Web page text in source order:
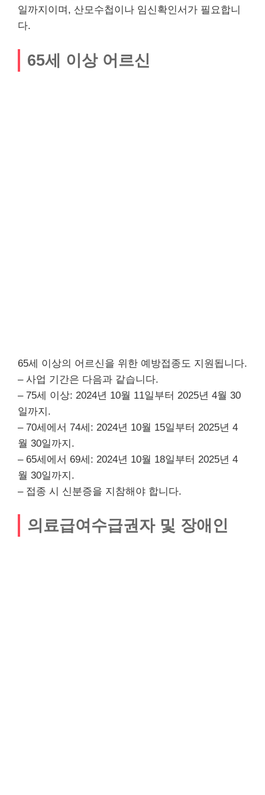
일까지이며, 산모수첩이나 임신확인서가 필요합니
다.
65세 이상 어르신
65세 이상의 어르신을 위한 예방접종도 지원됩니다.
– 사업 기간은 다음과 같습니다.
– 75세 이상: 2024년 10월 11일부터 2025년 4월 30
일까지.
– 70세에서 74세: 2024년 10월 15일부터 2025년 4
월 30일까지.
– 65세에서 69세: 2024년 10월 18일부터 2025년 4
월 30일까지.
– 접종 시 신분증을 지참해야 합니다.
의료급여수급권자 및 장애인